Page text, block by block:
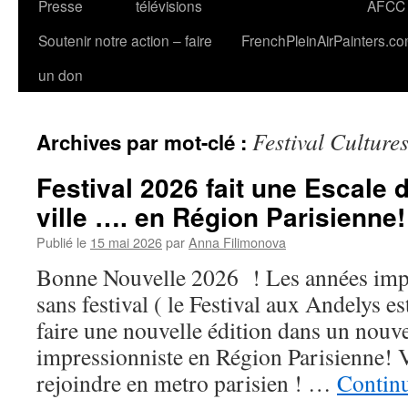
Presse
télévisions
AFCC
Soutenir notre action – faire
un don
Archives par mot-clé : Festival
Festival 2026 fait une Escale
ville …. en Région Parisienne!
Publié le 15 mai 2026parAnna Filimonova
Bonne Nouvelle 2026 ! Les années
sans festival ( le Festival aux Andelys
faire une nouvelle édition dans un
impressionniste en Région Parisienne!
rejoindre en metro parisien ! …